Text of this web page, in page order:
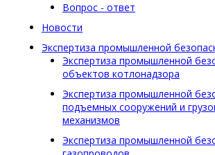
Вопрос - ответ
Новости
Экспертиза промышленной
Экспертиза промышленной
объектов котлонадзора
Экспертиза промышленной
подъемных сооружений и
механизмов
Экспертиза промышленной